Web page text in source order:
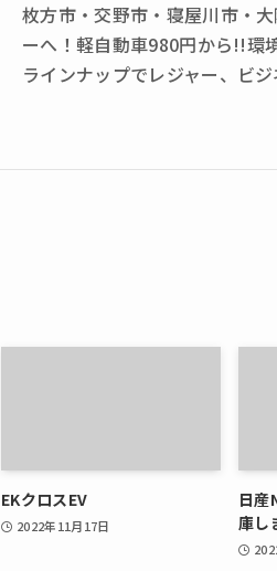
枚方市・交野市・寝屋川市・
ーへ！軽自動車980円から!!環
ラインナップでレジャー、ビ
EKクロスEV
2022年11月17日
日産
庫し